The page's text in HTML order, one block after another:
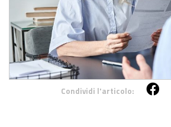
Condividi l'articolo: